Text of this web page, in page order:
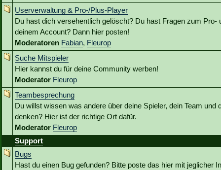
Userverwaltung & Pro-/Plus-Player
Du hast dich versehentlich gelöscht? Du hast Fragen zum Pro-
deinem Account? Dann hier posten!
Moderatoren Fabian, Fleurop
Suche Mitspieler
Hier kannst du für deine Community werben!
Moderator Fleurop
Teambesprechung
Du willst wissen was andere über deine Spieler, dein Team und
denken? Hier ist der richtige Ort dafür.
Moderator Fleurop
Support
Bugs
Hast du einen Bug gefunden? Bitte poste das hier mit jeglicher